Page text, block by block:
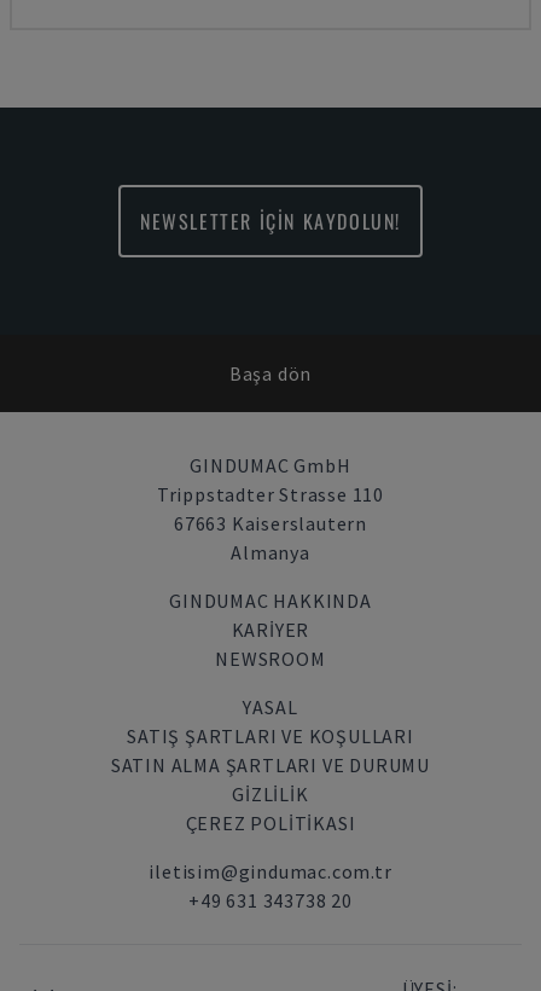
NEWSLETTER İÇİN KAYDOLUN!
Başa dön
GINDUMAC GmbH
Trippstadter Strasse 110
67663 Kaiserslautern
Almanya
GINDUMAC HAKKINDA
KARIYER
NEWSROOM
YASAL
SATIŞ ŞARTLARI VE KOŞULLARI
SATIN ALMA ŞARTLARI VE DURUMU
GİZLİLİK
ÇEREZ POLITIKASI
iletisim@gindumac.com.tr
+49 631 343738 20